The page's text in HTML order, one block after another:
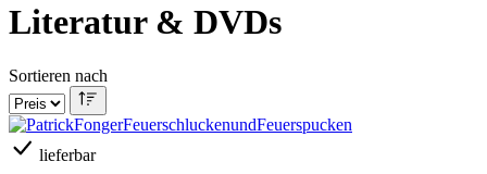
Literatur & DVDs
Sortieren nach
lieferbar